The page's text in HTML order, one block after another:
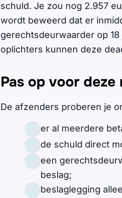
schuld. Je zou nog 2.957
wordt beweerd dat er
gerechtsdeurwaarder op
oplichters kunnen deze
Pas op voor
De afzenders proberen je
er al meerdere
de schuld direct
een
beslag;
beslaglegging